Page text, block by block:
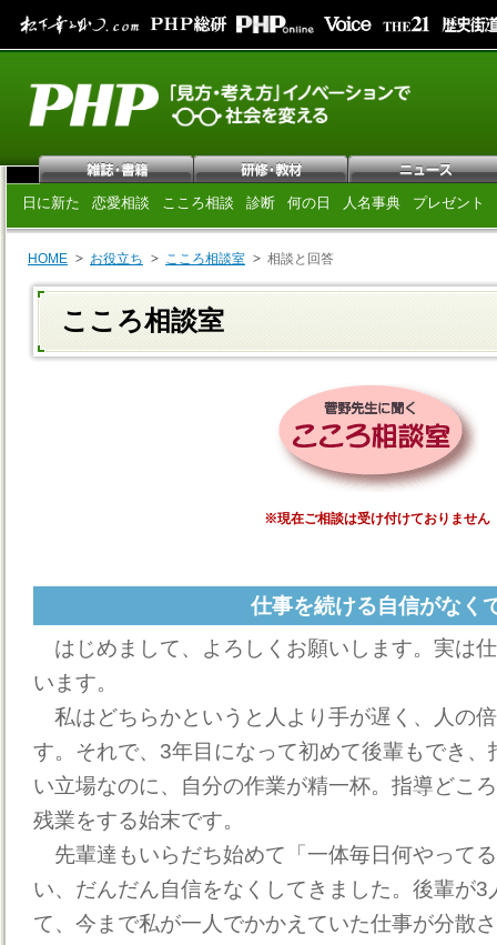
日に新た 恋愛相談 こころ相談 診断 何の日 人名事典 プレゼント
HOME お役立ち こころ相談室 相談と回答
こころ相談室
※現在ご相談は受け付けておりません
仕事を続ける自信がなく
はじめまして、よろしくお願いします。実は
います。
私はどちらかというと人より手が遅く、人の
す。それで、3年目になって初めて後輩もでき
い立場なのに、自分の作業が精一杯。指導どこ
残業をする始末です。
先輩達もいらだち始めて「一体毎日何やって
い、だんだん自信をなくしてきました。後輩が
て、今まで私が一人でかかえていた仕事が分散